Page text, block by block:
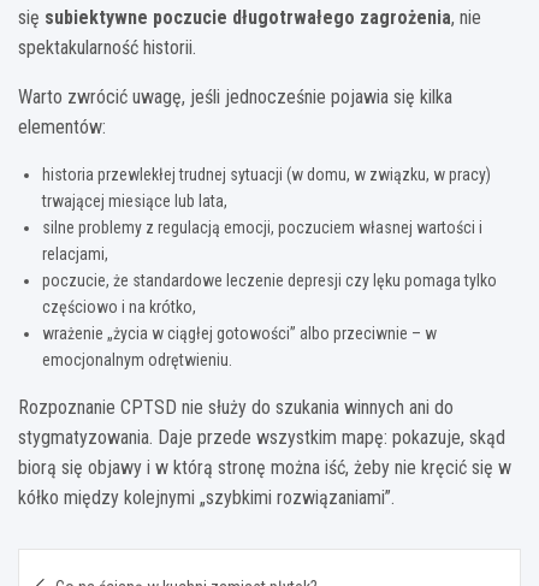
się subiektywne poczucie długotrwałego zagrożenia, nie
spektakularność historii.
Warto zwrócić uwagę, jeśli jednocześnie pojawia się kilka
elementów:
historia przewlekłej trudnej sytuacji (w domu, w związku, w pracy)
trwającej miesiące lub lata,
silne problemy z regulacją emocji, poczuciem własnej wartości i
relacjami,
poczucie, że standardowe leczenie depresji czy lęku pomaga tylko
częściowo i na krótko,
wrażenie „życia w ciągłej gotowości” albo przeciwnie – w
emocjonalnym odrętwieniu.
Rozpoznanie CPTSD nie służy do szukania winnych ani do
stygmatyzowania. Daje przede wszystkim mapę: pokazuje, skąd
biorą się objawy i w którą stronę można iść, żeby nie kręcić się w
kółko między kolejnymi „szybkimi rozwiązaniami”.